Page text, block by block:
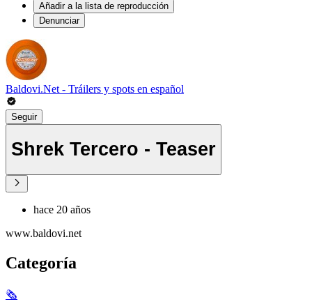
Añadir a la lista de reproducción
Denunciar
Baldovi.Net - Tráilers y spots en español
Seguir
Shrek Tercero - Teaser
hace 20 años
www.baldovi.net
Categoría
🗞